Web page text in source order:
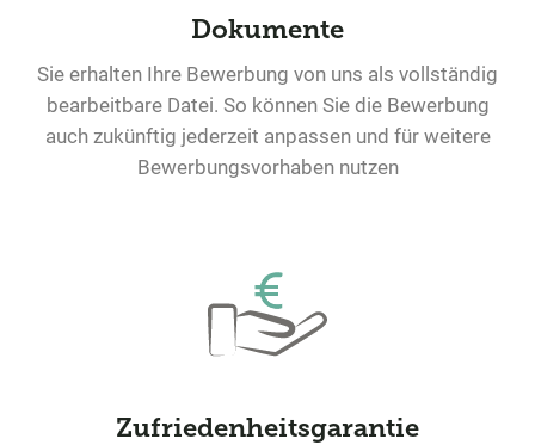
Dokumente
Sie erhalten Ihre Bewerbung von uns als vollständig
bearbeitbare Datei. So können Sie die Bewerbung
auch zukünftig jederzeit anpassen und für weitere
Bewerbungsvorhaben nutzen
Zufriedenheitsgarantie